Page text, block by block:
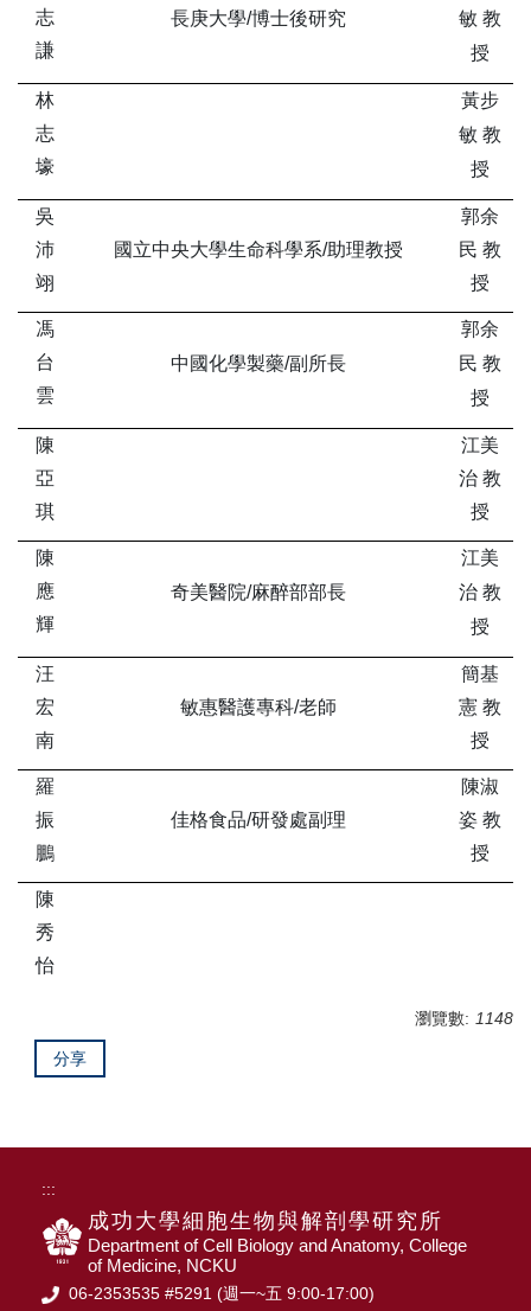
志
謙
長庚大學/博士後研究
敏 教
授
林
志
壕
黃步
敏 教
授
吳
沛
翊
國立中央大學生命科學系/助理教授
郭余
民 教
授
馮
台
雲
中國化學製藥/副所長
郭余
民 教
授
陳
亞
琪
江美
治 教
授
陳
應
輝
奇美醫院/麻醉部部長
江美
治 教
授
汪
宏
南
敏惠醫護專科/老師
簡基
憲 教
授
羅
振
鵬
佳格食品/研發處副理
陳淑
姿 教
授
陳
秀
怡
瀏覽數: 1148
分享
:::
成功大學細胞生物與解剖學研究所
Department of Cell Biology and Anatomy, College
of Medicine, NCKU
06-2353535 #5291 (週一~五 9:00-17:00)